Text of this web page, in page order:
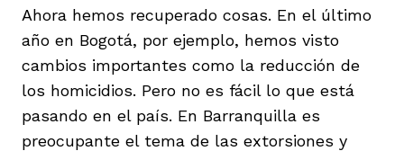
Ahora hemos recuperado cosas. En el último
año en Bogotá, por ejemplo, hemos visto
cambios importantes como la reducción de
los homicidios. Pero no es fácil lo que está
pasando en el país. En Barranquilla es
preocupante el tema de las extorsiones y